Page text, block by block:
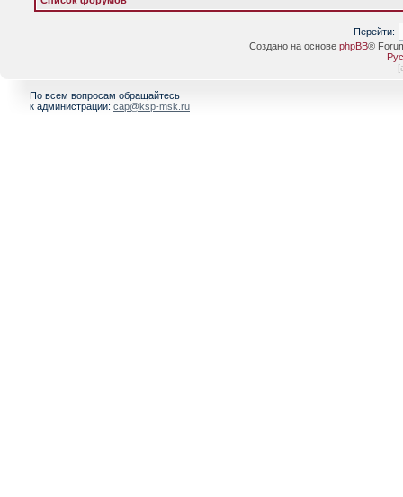
Перейти:
Создано на основе phpBB®
[
По всем вопросам обращайтесь
к администрации: cap@ksp-msk.ru